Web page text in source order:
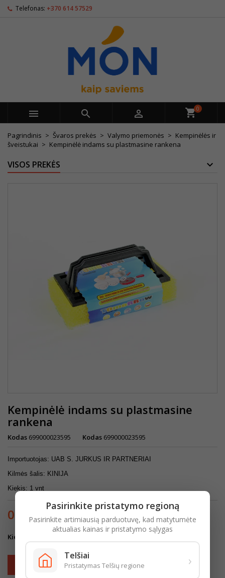
Telefonas: +370 614 57529
   0
Pagrindinis Švaros prekės Valymo priemonės
Kempinėlės ir
šveistukai
Kempinėlė indams su plastmasine rankena
VISOS PREKĖS
Kempinėlė indams su plastmasine
rankena
Kodas 699000023595 Kodas 699000023595
Importuotojas: UAB S. JURKUS IR PARTNERIAI
Kilmės šalis: KINIJA
Kiekis: 1 vnt
0,80 € Su mokesčiais
Kiekis
Į krepšelį
Pasirinkite pristatymo regioną
Pasirinkite artimiausią parduotuvę, kad matytumėte
aktualias kainas ir pristatymo sąlygas
Telšiai
Pristatymas Telšių regione ›